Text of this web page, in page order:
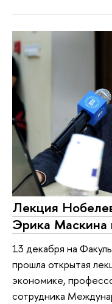
Лекция
Эрика
13 декабря на
прошла открытая
экономике,
сотрудника